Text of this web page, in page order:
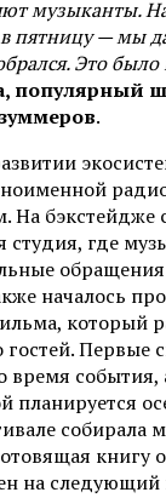
музыканты.
пятницу — мы
Это
популярный
.
На бэкстейдже
студия, где
началось
который
Первые
время события,
планируется
собирала
книгу
на следующий